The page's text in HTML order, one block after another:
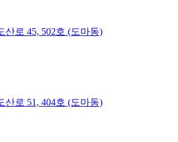
산로 45, 502호 (도마동)
산로 51, 404호 (도마동)